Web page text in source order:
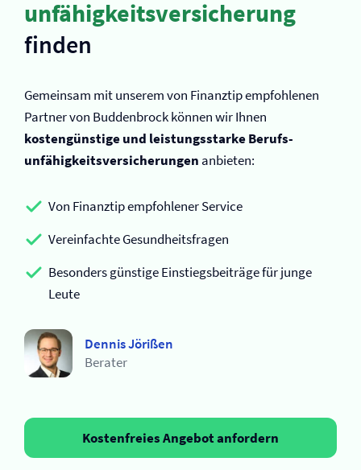
unfähigkeits­versicherung
finden
Gemeinsam mit unserem von Finanztip empfohlenen
Partner von Buddenbrock können wir Ihnen
kostengünstige und leistungsstarke Berufs­
unfähigkeits­versicherungen anbieten:
Von Finanztip empfohlener Service
Vereinfachte Gesundheitsfragen
Besonders günstige Einstiegsbeiträge für junge
Leute
Dennis Jörißen
Berater
Kostenfreies Angebot anfordern